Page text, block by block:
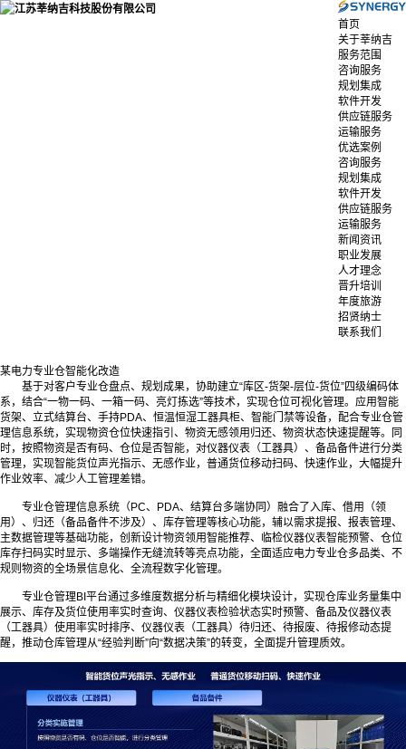
首页
关于莘纳吉
服务范围
咨询服务
规划集成
软件开发
供应链服务
运输服务
优选案例
咨询服务
规划集成
软件开发
供应链服务
运输服务
新闻资讯
职业发展
人才理念
晋升培训
年度旅游
招贤纳士
联系我们
某电力专业仓智能化改造
基于对客户专业仓盘点、规划成果，协助建立“库区-货架-层位-货位”四级编码体
系，结合“一物一码、一箱一码、亮灯拣选”等技术，实现仓位可视化管理。应用智能
货架、立式结算台、手持PDA、恒温恒湿工器具柜、智能门禁等设备，配合专业仓管
理信息系统，实现物资仓位快速指引、物资无感领用归还、物资状态快速提醒等。同
时，按照物资是否有码、仓位是否智能，对仪器仪表（工器具）、备品备件进行分类
管理，实现智能货位声光指示、无感作业，普通货位移动扫码、快速作业，大幅提升
作业效率、减少人工管理差错。
专业仓管理信息系统（PC、PDA、结算台多端协同）融合了入库、借用（领
用）、归还（备品备件不涉及）、库存管理等核心功能，辅以需求提报、报表管理、
主数据管理等基础功能，创新设计物资领用智能推荐、临检仪器仪表智能预警、仓位
库存扫码实时显示、多端操作无缝流转等亮点功能，全面适应电力专业仓多品类、不
规则物资的全场景信息化、全流程数字化管理。
专业仓管理BI平台通过多维度数据分析与精细化模块设计，实现仓库业务量集中
展示、库存及货位使用率实时查询、仪器仪表检验状态实时预警、备品及仪器仪表
（工器具）使用率实时排序、仪器仪表（工器具）待归还、待报废、待报修动态提
醒，推动仓库管理从“经验判断”向“数据决策”的转变，全面提升管理质效。